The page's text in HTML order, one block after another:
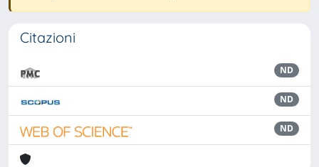
Citazioni
ND
ND
ND